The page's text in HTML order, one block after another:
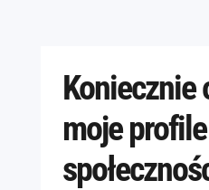
Koniecznie
moje profile